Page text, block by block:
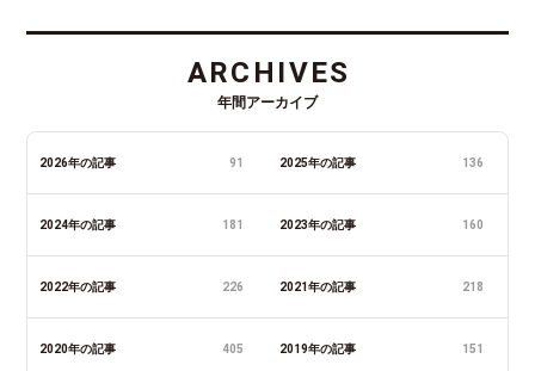
ARCHIVES
年間アーカイブ
2026年の記事 91 2025年の記事 136
2024年の記事 181 2023年の記事 160
2022年の記事 226 2021年の記事 218
2020年の記事 405 2019年の記事 151